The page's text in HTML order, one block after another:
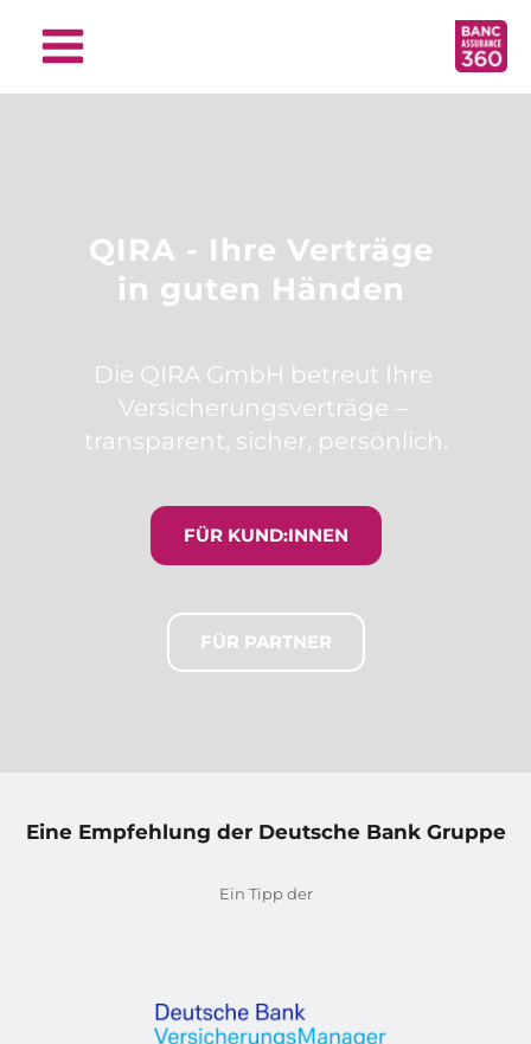
content
Main
QIRA - Ihre Verträge
in guten Händen
Die QIRA GmbH betreut Ihre
Versicherungsverträge –
transparent, sicher, persönlich.
FÜR KUND:INNEN
FÜR PARTNER
Eine Empfehlung der Deutsche Bank Gruppe
Ein Tipp der